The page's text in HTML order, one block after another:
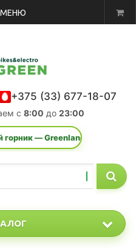
МЕНЮ
+375 (33) 677-18-07
с 8:00 до 23:00
— Greenland Action K 29 2.0.